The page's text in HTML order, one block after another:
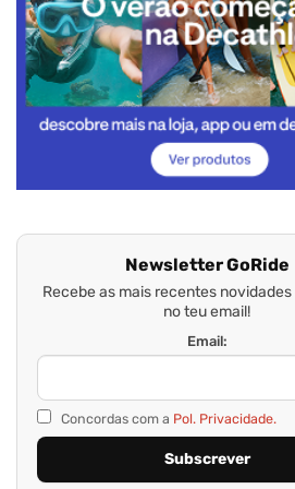
Newsletter GoRide
Recebe as mais recentes
no teu email!
Email:
Concordas com a Pol. Privacidade.